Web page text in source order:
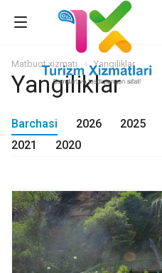
Matbuot xizmati Yangiliklar
Yangiliklar
Barchasi 2026 2025
2021
2020